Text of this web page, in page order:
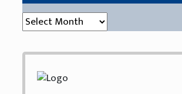
संग्रह (Archive)